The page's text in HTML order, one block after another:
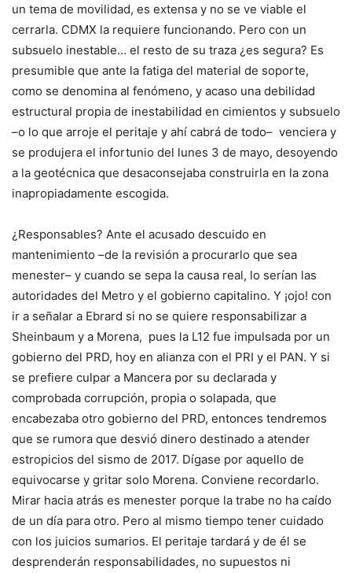
un tema de movilidad, es extensa y no se ve viable el
cerrarla. CDMX la requiere funcionando. Pero con un
subsuelo inestable… el resto de su traza ¿es segura? Es
presumible que ante la fatiga del material de soporte,
como se denomina al fenómeno, y acaso una debilidad
estructural propia de inestabilidad en cimientos y subsuelo
–o lo que arroje el peritaje y ahí cabrá de todo– venciera y
se produjera el infortunio del lunes 3 de mayo, desoyendo
a la geotécnica que desaconsejaba construirla en la zona
inapropiadamente escogida.
¿Responsables? Ante el acusado descuido en
mantenimiento –de la revisión a procurarlo que sea
menester– y cuando se sepa la causa real, lo serían las
autoridades del Metro y el gobierno capitalino. Y ¡ojo! con
ir a señalar a Ebrard si no se quiere responsabilizar a
Sheinbaum y a Morena, pues la L12 fue impulsada por un
gobierno del PRD, hoy en alianza con el PRI y el PAN. Y si
se prefiere culpar a Mancera por su declarada y
comprobada corrupción, propia o solapada, que
encabezaba otro gobierno del PRD, entonces tendremos
que se rumora que desvió dinero destinado a atender
estropicios del sismo de 2017. Dígase por aquello de
equivocarse y gritar solo Morena. Conviene recordarlo.
Mirar hacia atrás es menester porque la trabe no ha caído
de un día para otro. Pero al mismo tiempo tener cuidado
con los juicios sumarios. El peritaje tardará y de él se
desprenderán responsabilidades, no supuestos ni